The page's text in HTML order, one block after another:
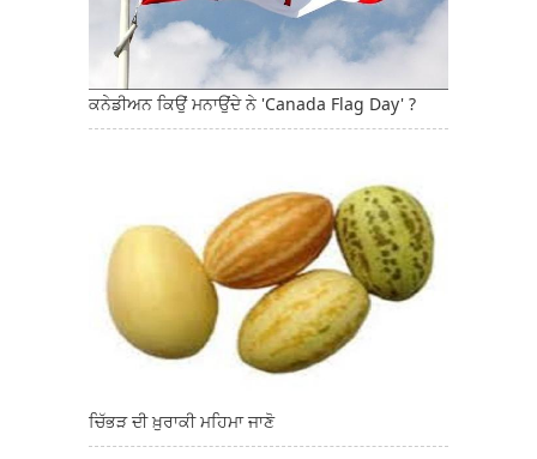
ਕਨੇਡੀਅਨ ਕਿਉਂ ਮਨਾਉਂਦੇ ਨੇ 'Canada Flag Day' ?
ਚਿੱਭੜ ਦੀ ਖ਼ੁਰਾਕੀ ਮਹਿਮਾ ਜਾਣੋ